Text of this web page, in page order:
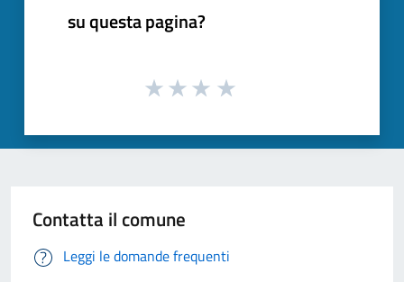
su questa pagina?
Contatta il comune
Leggi le domande frequenti